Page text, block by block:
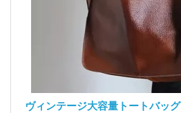
ヴィンテージ大容量トートバッグ